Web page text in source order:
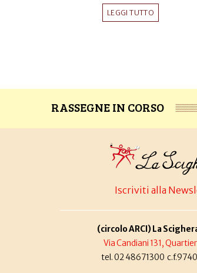
LEGGI TUTTO
RASSEGNE IN CORSO
Iscriviti alla
(circolo ARCI) La
Via Candiani 131,
tel. 02 48671300